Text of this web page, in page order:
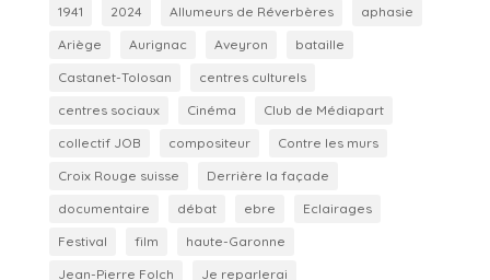
1941 2024 Allumeurs de Réverbères
aphasie
Ariège
Aurignac Aveyron
bataille
Castanet-Tolosan
centres culturels
centres sociaux
Cinéma
Club de Médiapart
collectif JOB
compositeur
Contre les murs
Croix Rouge suisse
Derrière la façade
documentaire
débat ebre
Eclairages
Festival
film
haute-Garonne
Jean-Pierre Folch
Je reparlerai